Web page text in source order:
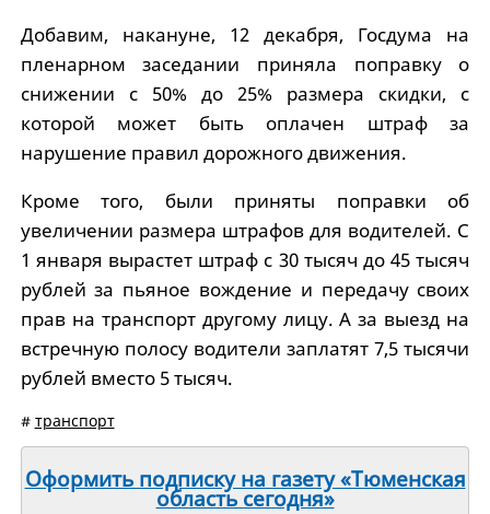
Добавим, накануне, 12 декабря, Госдума на
пленарном заседании приняла поправку о
снижении с 50% до 25% размера скидки, с
которой может быть оплачен штраф за
нарушение правил дорожного движения.
Кроме того, были приняты поправки об
увеличении размера штрафов для водителей. С
1 января вырастет штраф с 30 тысяч до 45 тысяч
рублей за пьяное вождение и передачу своих
прав на транспорт другому лицу. А за выезд на
встречную полосу водители заплатят 7,5 тысячи
рублей вместо 5 тысяч.
# транспорт
Оформить подписку на газету «Тюменская
область сегодня»